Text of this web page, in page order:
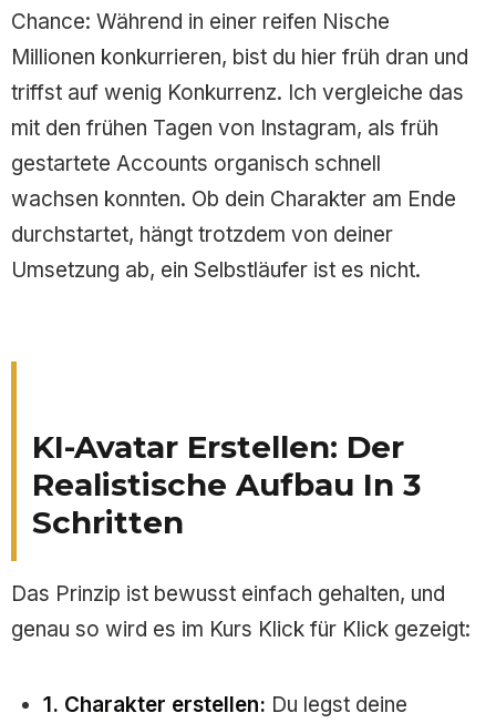
Chance: Während in einer reifen Nische
Millionen konkurrieren, bist du hier früh dran und
triffst auf wenig Konkurrenz. Ich vergleiche das
mit den frühen Tagen von Instagram, als früh
gestartete Accounts organisch schnell
wachsen konnten. Ob dein Charakter am Ende
durchstartet, hängt trotzdem von deiner
Umsetzung ab, ein Selbstläufer ist es nicht.
KI-Avatar Erstellen: Der
Realistische Aufbau In 3
Schritten
Das Prinzip ist bewusst einfach gehalten, und
genau so wird es im Kurs Klick für Klick gezeigt:
1. Charakter erstellen: Du legst deine